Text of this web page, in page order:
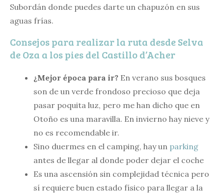
Subordán donde puedes darte un chapuzón en sus
aguas frías.
Consejos para realizar la ruta desde Selva
de Oza a los pies del Castillo d’Acher
¿Mejor época para ir? En verano sus bosques
son de un verde frondoso precioso que deja
pasar poquita luz, pero me han dicho que en
Otoño es una maravilla. En invierno hay nieve y
no es recomendable ir.
Sino duermes en el camping, hay un parking
antes de llegar al donde poder dejar el coche
Es una ascensión sin complejidad técnica pero
sí requiere buen estado físico para llegar a la